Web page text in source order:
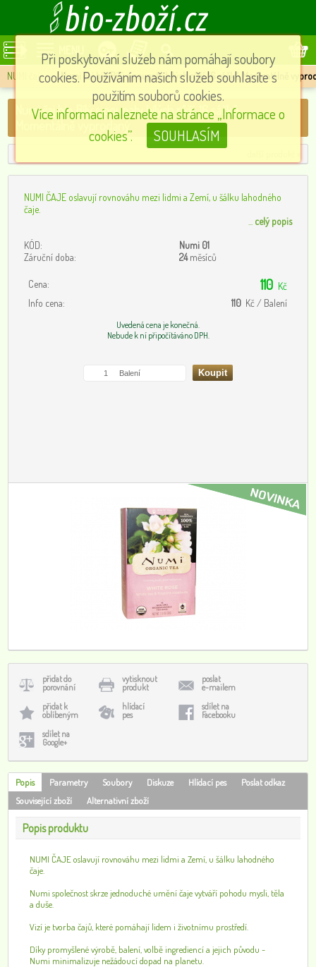
MENU
NUMI čaje » Numi čaj bio Bílý s poupaty bílých růží, 16 sáčků Momentálně
Numi čaj bio Bílý s poupaty bílých růží, 16 sáčků
NUMI ČAJE oslavují rovnováhu mezi lidmi a Zemí, u šálku lahodného
čaje.
celý popis
KÓD:
Numi 01
Záruční doba:
24měsíců
Cena: 110 Kč
Info cena:
110 Kč / Balení
Uvedená cena je konečná.
Nebude k ní připočítáváno DPH.
přidat do
porovnání
vytisknout
produkt
poslat
e-mailem
přidat k
oblíbeným
hlídací
pes
sdílet na
Facebooku
sdílet na
Google+
Popis Parametry Soubory Diskuze Hlídací pes
Poslat odkaz
Související zboží
Alternativní zboží
Popis produktu
NUMI ČAJE oslavují rovnováhu mezi lidmi a Zemí, u šálku lahodného
čaje.
Numi společnost skrze jednoduché umění čaje vytváří pohodu mysli, těla
a duše.
Vizí je tvorba čajů, které pomáhají lidem i životnímu prostředí.
Díky promyšlené výrobě, balení, volbě ingrediencí a jejich původu -
Numi minimalizuje nežádoucí dopad na planetu.
Při poskytování služeb nám pomáhají soubory
cookies. Používáním našich služeb souhlasíte s
použitím souborů cookies.
Více informací naleznete na stránce „Informace o
cookies”.
SOUHLASÍM